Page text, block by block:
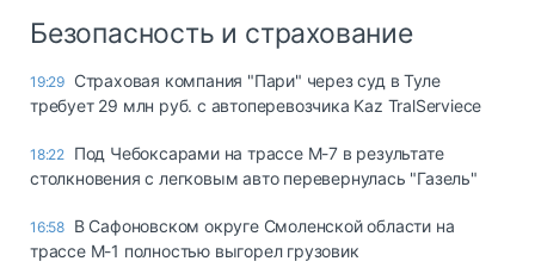
Безопасность и страхование
19:29 Страховая компания "Пари" через суд в Туле
требует 29 млн руб. с автоперевозчика Kaz TralServiece
18:22 Под Чебоксарами на трассе М-7 в результате
столкновения с легковым авто перевернулась "Газель"
16:58 В Сафоновском округе Смоленской области на
трассе М-1 полностью выгорел грузовик